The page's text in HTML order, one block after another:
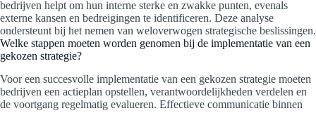
bedrijven helpt om hun interne sterke en zwakke punten, evenals
externe kansen en bedreigingen te identificeren. Deze analyse
ondersteunt bij het nemen van weloverwogen strategische beslissingen.
Welke stappen moeten worden genomen bij de implementatie van een
gekozen strategie?
Voor een succesvolle implementatie van een gekozen strategie moeten
bedrijven een actieplan opstellen, verantwoordelijkheden verdelen en
de voortgang regelmatig evalueren. Effectieve communicatie binnen